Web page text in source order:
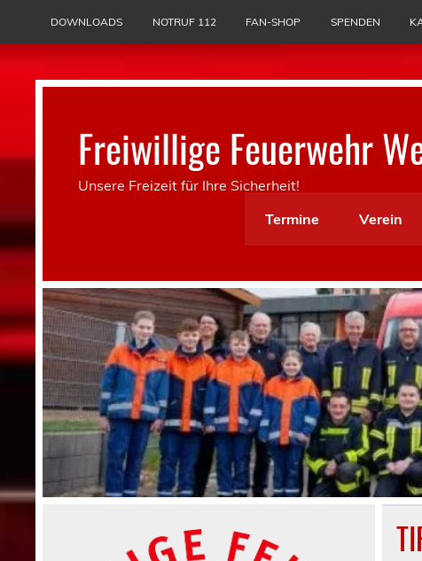
DOWNLOADS NOTRUF 112 FAN-SHOP SPENDEN
Freiwillige Feuerwehr
Unsere Freizeit für Ihre Sicherheit!
Termine
Verein